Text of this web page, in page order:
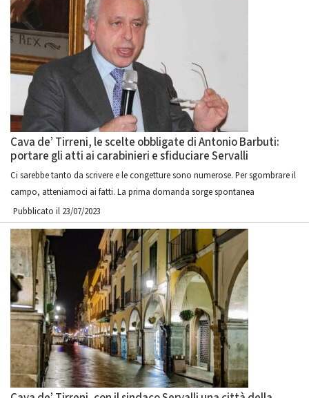
Cava de’ Tirreni, le scelte obbligate di Antonio Barbuti:
portare gli atti ai carabinieri e sfiduciare Servalli
Ci sarebbe tanto da scrivere e le congetture sono numerose. Per sgombrare il
campo, atteniamoci ai fatti. La prima domanda sorge spontanea
Pubblicato il 23/07/2023